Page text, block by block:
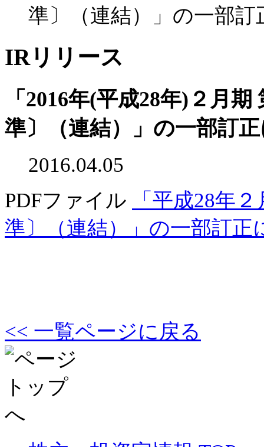
準〕（連結）」の一部訂
IRリリース
「2016年(平成28年)２月
準〕（連結）」の一部訂
2016.04.05
PDFファイル
「平成28年
準〕（連結）」の一部訂正
<< 一覧ページに戻る